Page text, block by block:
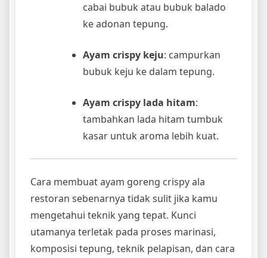
cabai bubuk atau bubuk balado
ke adonan tepung.
Ayam crispy keju: campurkan
bubuk keju ke dalam tepung.
Ayam crispy lada hitam:
tambahkan lada hitam tumbuk
kasar untuk aroma lebih kuat.
Cara membuat ayam goreng crispy ala
restoran sebenarnya tidak sulit jika kamu
mengetahui teknik yang tepat. Kunci
utamanya terletak pada proses marinasi,
komposisi tepung, teknik pelapisan, dan cara